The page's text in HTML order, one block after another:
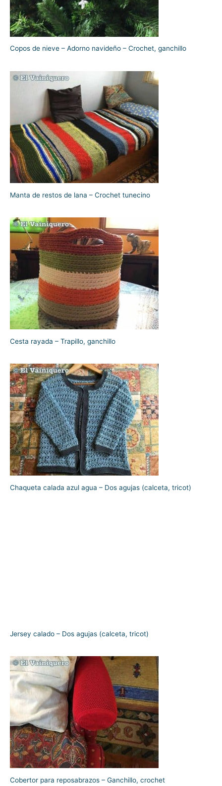
Copos de nieve – Adorno navideño – Crochet, ganchillo
Manta de restos de lana – Crochet tunecino
Cesta rayada – Trapillo, ganchillo
Chaqueta calada azul agua – Dos agujas (calceta, tricot)
Jersey calado – Dos agujas (calceta, tricot)
Cobertor para reposabrazos – Ganchillo, crochet